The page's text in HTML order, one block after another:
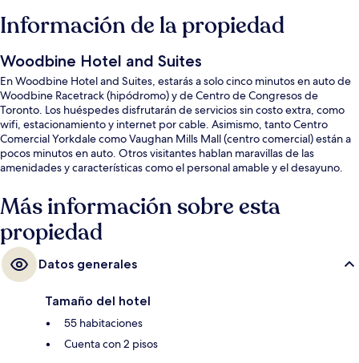
Información de la propiedad
Woodbine Hotel and Suites
En Woodbine Hotel and Suites, estarás a solo cinco minutos en auto de
Woodbine Racetrack (hipódromo) y de Centro de Congresos de
Toronto. Los huéspedes disfrutarán de servicios sin costo extra, como
wifi, estacionamiento y internet por cable. Asimismo, tanto Centro
Comercial Yorkdale como Vaughan Mills Mall (centro comercial) están a
pocos minutos en auto. Otros visitantes hablan maravillas de las
amenidades y características como el personal amable y el desayuno.
Más información sobre esta
propiedad
Datos generales
Tamaño del hotel
55 habitaciones
Cuenta con 2 pisos